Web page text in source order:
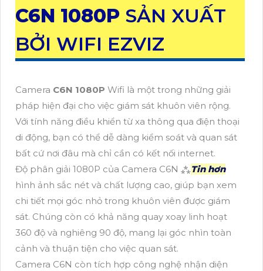
C6N 1080P SẢN XUẤT
BỞI WIFI EZVIZ
Camera C6N 1080P Wifi là một trong những giải
pháp hiện đại cho việc giám sát khuôn viên rộng.
Với tính năng điều khiển từ xa thông qua điện thoại
di động, bạn có thể dễ dàng kiểm soát và quan sát
bất cứ nơi đâu mà chỉ cần có kết nối internet.
Độ phân giải 1080P của Camera C6N ⁂Tin hơn
hình ảnh sắc nét và chất lượng cao, giúp bạn xem
chi tiết mọi góc nhỏ trong khuôn viên được giám
sát. Chúng còn có khả năng quay xoay linh hoạt
360 độ và nghiêng 90 độ, mang lại góc nhìn toàn
cảnh và thuận tiện cho việc quan sát.
Camera C6N còn tích hợp công nghệ nhận diện